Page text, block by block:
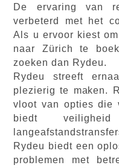
De ervaring van
verbeterd met het
Als u ervoor kiest
naar Zürich te
zoeken dan Rydeu.
Rydeu streeft
plezierig te maken.
vloot van opties die
biedt
Rydeu biedt een
problemen met